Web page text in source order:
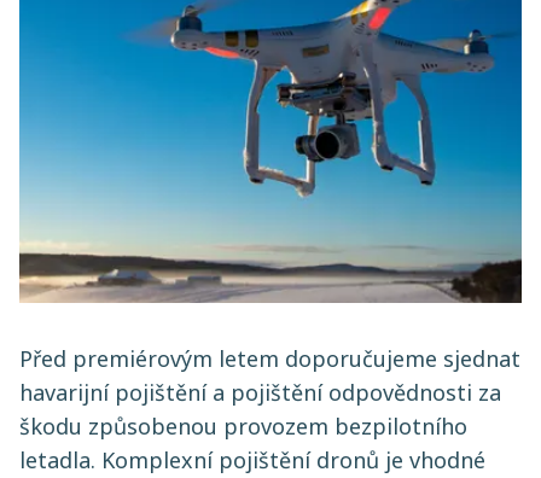
Před premiérovým letem doporučujeme sjednat
havarijní pojištění a pojištění odpovědnosti za
škodu způsobenou provozem bezpilotního
letadla. Komplexní pojištění dronů je vhodné